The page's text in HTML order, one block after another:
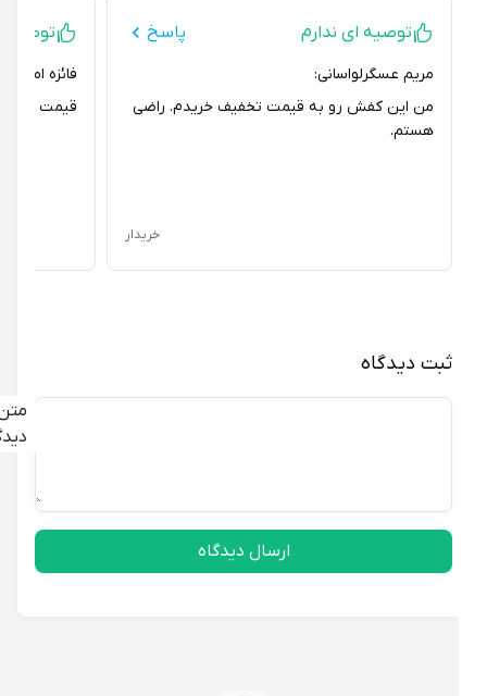
ثبت دیدگاه
متن
دیدگاه
ارسال دیدگاه
توصیه ای ندارم پاسخ
مریم عسگرلواسانی:
من این کفش رو به قیمت تخفیف خریدم. راضی
هستم.
خریدار
توصیه ای
فائزه امینی
قیمت این